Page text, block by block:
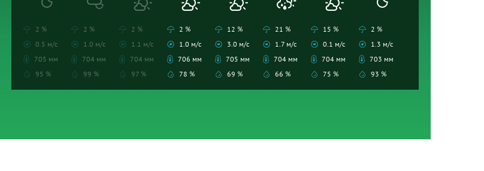
2 %
0.5 м/с
705 мм
95 %
2 %
1.0 м/с
704 мм
99 %
2 %
1.1 м/с
704 мм
97 %
2 %
1.0 м/с
706 мм
78 %
12 %
3.0 м/с
705 мм
69 %
21 %
1.7 м/с
704 мм
66 %
15 %
0.1 м/с
704 мм
75 %
2 %
1.3 м/с
703 мм
93 %